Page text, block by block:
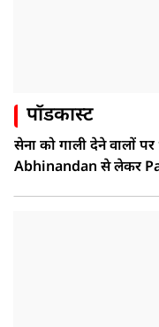
पॉडकास्ट
सेना को गाली देने वालों
Abhinandan से लेकर